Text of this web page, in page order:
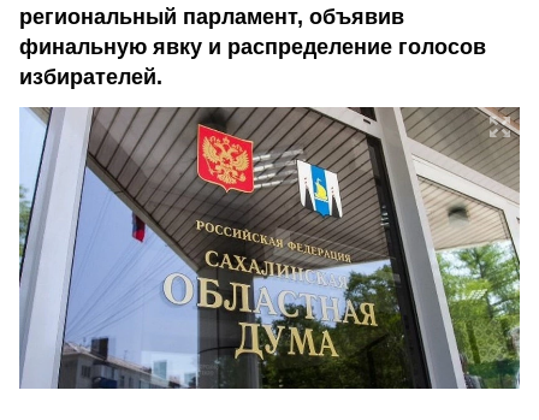
региональный парламент, объявив
финальную явку и распределение голосов
избирателей.